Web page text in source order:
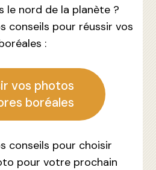
le nord de la planète ?
conseils pour réussir vos
:
vos photos
boréales
conseils pour choisir
pour votre prochain